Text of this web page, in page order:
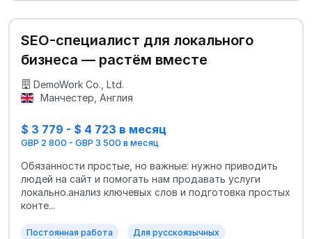
SEO-специалист для локального
бизнеса — растём вместе
DemoWork Co., Ltd.
Манчестер, Англия
$ 3 779 - $ 4 723 в месяц
GBP 2 800 - GBP 3 500 в месяц
Обязанности простые, но важные: нужно приводить
людей на сайт и помогать нам продавать услуги
локально.анализ ключевых слов и подготовка простых
конте...
Постоянная работа Для русскоязычных